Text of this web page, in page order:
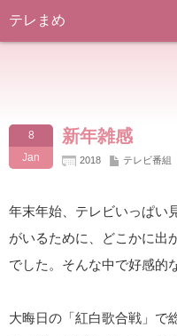
テレまめ
8
Jan
新年雑感
2018 テレビ番組
年末年始、テレビいっぱい
がいるために、どこかに出
でした。そんな中で好感的
大晦日の「紅白歌合戦」で